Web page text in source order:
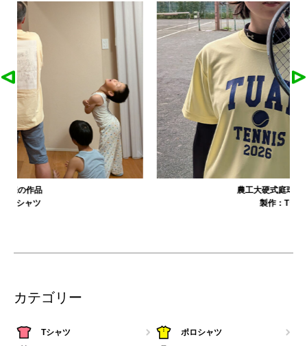
カテゴリー
Tシャツ ポロシャツ